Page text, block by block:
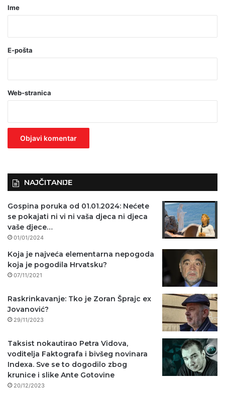
r
o
a
v
z
Ime
E-pošta
Web-stranica
NAJČITANIJE
Gospina poruka od 01.01.2024: Nećete
se pokajati ni vi ni vaša djeca ni djeca
vaše djece…
01/01/2024
Koja je najveća elementarna nepogoda
koja je pogodila Hrvatsku?
07/11/2021
Raskrinkavanje: Tko je Zoran Šprajc ex
Jovanović?
29/11/2023
Taksist nokautirao Petra Vidova,
voditelja Faktografa i bivšeg novinara
Indexa. Sve se to dogodilo zbog
krunice i slike Ante Gotovine
20/12/2023